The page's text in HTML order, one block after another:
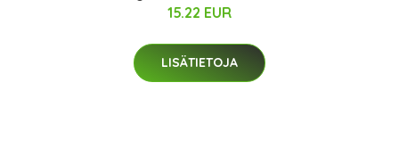
15.22 EUR
LISÄTIETOJA